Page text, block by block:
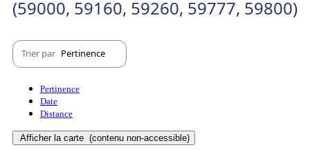
(59000, 59160, 59260, 59777, 59800)
Trier par Pertinence
Pertinence
Date
Distance
Afficher la carte (contenu non-accessible)